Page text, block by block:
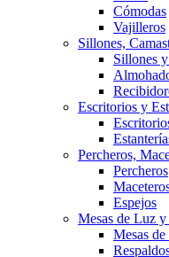
Cómodas
Vajilleros
Sillones,
Sillones
Escritorios y
Percheros,
Percheros
Espejos
Mesas de Luz y
Mesas